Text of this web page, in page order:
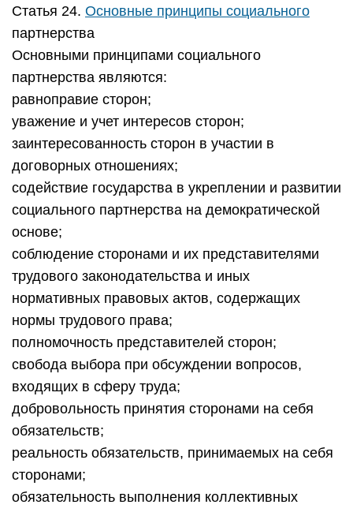
Статья 24. Основные принципы социального
партнерства
Основными принципами социального
партнерства являются:
равноправие сторон;
уважение и учет интересов сторон;
заинтересованность сторон в участии в
договорных отношениях;
содействие государства в укреплении и развитии
социального партнерства на демократической
основе;
соблюдение сторонами и их представителями
трудового законодательства и иных
нормативных правовых актов, содержащих
нормы трудового права;
полномочность представителей сторон;
свобода выбора при обсуждении вопросов,
входящих в сферу труда;
добровольность принятия сторонами на себя
обязательств;
реальность обязательств, принимаемых на себя
сторонами;
обязательность выполнения коллективных